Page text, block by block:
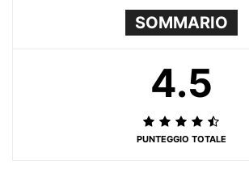
SOMMARIO
4.5
PUNTEGGIO TOTALE